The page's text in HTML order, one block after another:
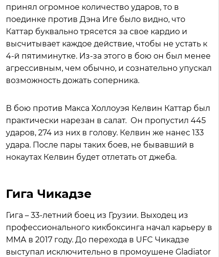
принял огромное количество ударов, то в
поединке против Дэна Иге было видно, что
Каттар буквально трясется за свое кардио и
высчитывает каждое действие, чтобы не устать к
4-й пятиминутке. Из-за этого в бою он был менее
агрессивным, чем обычно, и сознательно упускал
возможность дожать соперника.
В бою против Макса Холлоуэя Келвин Каттар был
практически нарезан в салат. Он пропустил 445
ударов, 274 из них в голову. Келвин же нанес 133
удара. После пары таких боев, не бывавший в
нокаутах Келвин будет отлетать от джеба.
Гига Чикадзе
Гига – 33-летний боец из Грузии. Выходец из
профессионального кикбоксинга начал карьеру в
ММА в 2017 году. До перехода в UFC Чикадзе
выступал исключительно в промоушене Gladiator